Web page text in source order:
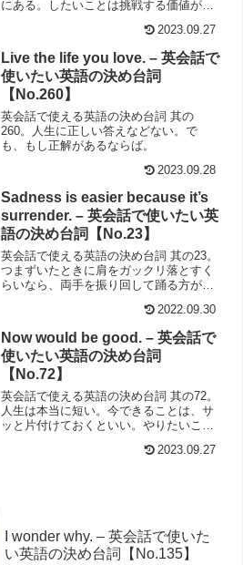
にある。したいことは挑戦する価値があ
2023.09.27
Live the life you love. – 英会話で
使いたい英語の決め台詞
【No.260】
英会話で使える英語の決め台詞 其の
260。人生に正しい答えなどない。で
も、もし正解があるならば。
2023.09.28
Sadness is easier because it’s
surrender. – 英会話で使いたい英
語の決め台詞【No.23】
英会話で使える英語の決め台詞 其の23。
つまずいたときに肩をガックリ落とすく
らいなら、両手を振り回して踊る方が気
2022.09.30
Now would be good. – 英会話で
使いたい英語の決め台詞
【No.72】
英会話で使える英語の決め台詞 其の72。
人生は本当に短い。今できることは、サ
ッと片付けておくといい。やりたいこと
2023.09.27
I wonder why. – 英会話で使いた
い英語の決め台詞【No.135】